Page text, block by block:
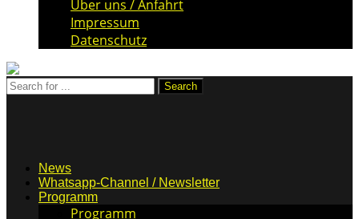
Über uns / Anfahrt
Impressum
Datenschutz
News
Whatsapp-Channel / Newsletter
Programm
Programm